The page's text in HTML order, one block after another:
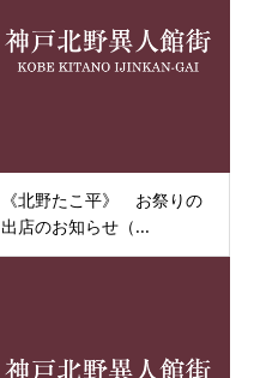
《北野たこ平》 お祭りの
出店のお知らせ（...